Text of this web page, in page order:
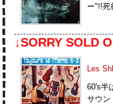
ー"!!死
↓SORRY SOLD
Les
60's半
サウン